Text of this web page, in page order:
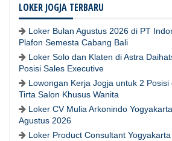
LOKER JOGJA TERBARU
Loker Bulan Agustus 2026 di PT
Plafon Semesta Cabang Bali
Loker Solo dan Klaten di Astra
Posisi Sales Executive
Lowongan Kerja Jogja untuk 2 Posisi
Tirta Salon Khusus Wanita
Loker CV Mulia Arkonindo
Agustus 2026
Loker Product Consultant